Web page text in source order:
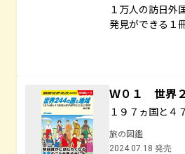
１万人の訪日外
発見ができる１
Ｗ０１ 世界
１９７ヵ国と４
旅の図鑑
2024.07.18 発売